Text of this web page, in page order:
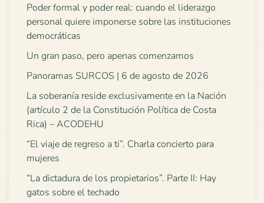
Poder formal y poder real: cuando el liderazgo
personal quiere imponerse sobre las instituciones
democráticas
Un gran paso, pero apenas comenzamos
Panoramas SURCOS | 6 de agosto de 2026
La soberanía reside exclusivamente en la Nación
(artículo 2 de la Constitución Política de Costa
Rica) – ACODEHU
“El viaje de regreso a ti”. Charla concierto para
mujeres
“La dictadura de los propietarios”. Parte II: Hay
gatos sobre el techado